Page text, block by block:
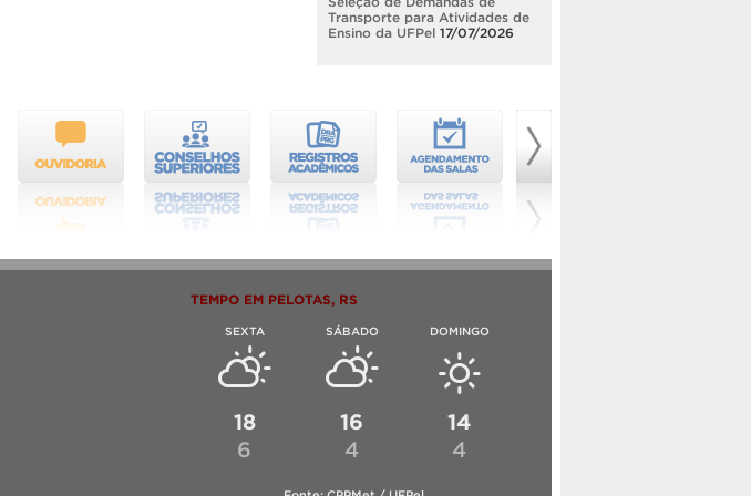
Transporte para Atividades de
Ensino da UFPel 17/07/2026
TEMPO EM PELOTAS, RS
SEXTA
18
6
SÁBADO
16
4
DOMINGO
14
4